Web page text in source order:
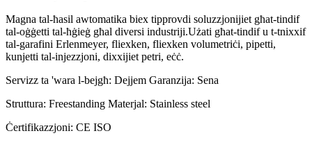
Magna tal-ħasil awtomatika biex tipprovdi soluzzjonijiet għat-tindif
tal-oġġetti tal-ħġieġ għal diversi industriji.Użati għat-tindif u t-tnixxif
tal-garafini Erlenmeyer, fliexken, fliexken volumetriċi, pipetti,
kunjetti tal-injezzjoni, dixxijiet petri, eċċ.
Servizz ta 'wara l-bejgħ: Dejjem Garanzija: Sena
Struttura: Freestanding Materjal: Stainless steel
Ċertifikazzjoni: CE ISO